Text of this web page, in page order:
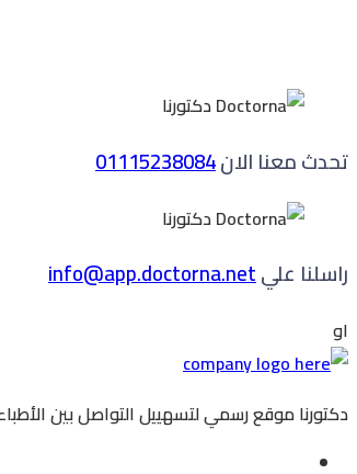
تحدث معنا الان01115238084
راسلنا عليinfo@app.doctorna.net
او
دكتورنا موقع رسمي لتسهييل التواصل بين